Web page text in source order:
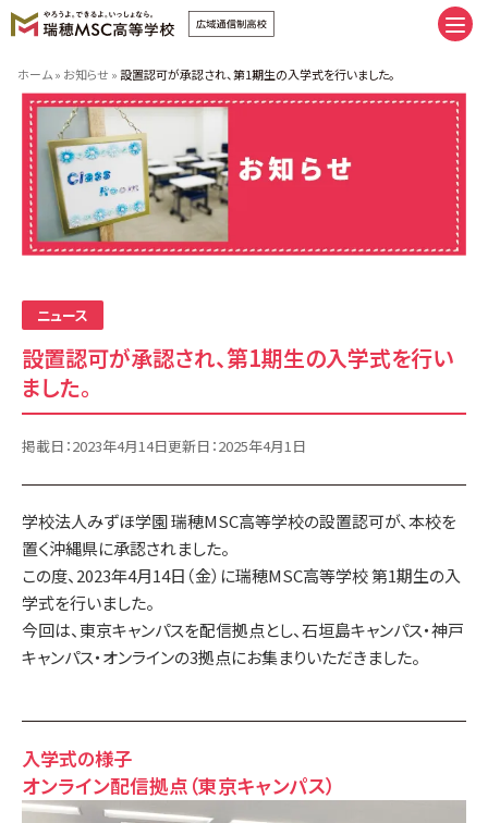
卒業へまっすぐ。未来にまっしぐら
卒業へまっすぐ。未来にまっしぐら
ネットコース｜私だけの時間割
手厚いサポート | スクーリング
推しプログラム＆サポート8
瑞穂MSCの施設紹介
みんなの学習ベース。（キャンパス
| 学習室 | スクーリング会場）
瑞穂MSCへ入学しよう。
お知らせ・ブログ
お知らせ
コラム
お問い合わせ
学校情報
ホーム» お知らせ » 設置認可が承認され、第1期生の入学式を行いました。
ニュース
設置認可が承認され、第1期生の入学式を行い
ました。
掲載日：2023年4月14日更新日：2025年4月1日
学校法人みずほ学園 瑞穂MSC高等学校の設置認可が、本校を
置く沖縄県に承認されました。
この度、2023年4月14日（金）に瑞穂MSC高等学校 第1期生の入
学式を行いました。
今回は、東京キャンパスを配信拠点とし、石垣島キャンパス・神戸
キャンパス・オンラインの3拠点にお集まりいただきました。
入学式の様子
オンライン配信拠点（東京キャンパス）